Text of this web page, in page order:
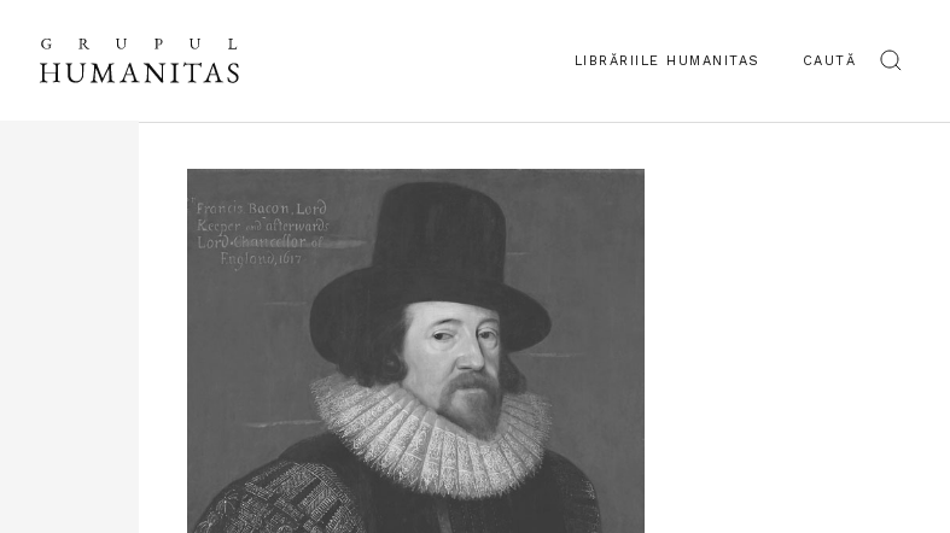
LIBRĂRIILE HUMANITAS CAUTĂ